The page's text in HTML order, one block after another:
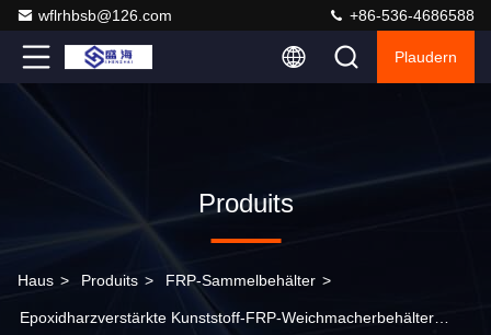
wflrhbsb@126.com +86-536-4686588
Plaudern
Produits
Haus > Produits > FRP-Sammelbehälter >
Epoxidharzverstärkte Kunststoff-FRP-Weichmacherbehälter